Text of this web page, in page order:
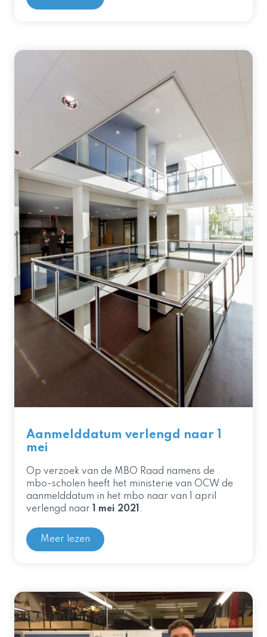
Aanmelddatum verlengd naar 1
mei
Op verzoek van de MBO Raad namens de
mbo-scholen heeft het ministerie van OCW de
aanmelddatum in het mbo naar van 1 april
verlengd naar
1 mei 2021 .
Meer lezen